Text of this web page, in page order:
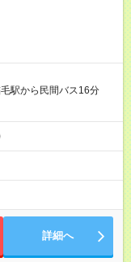
駅から民間バス16分
詳細へ